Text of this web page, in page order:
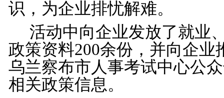
识，为企业排忧解难。
活动中向企业发放了就业
政策资料200余份，并向企业
乌兰察布市人事考试中心公
相关政策信息。